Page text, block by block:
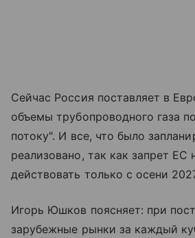
Сейчас Россия поставляет в
объемы трубопроводного газа
потоку". И все, что было
реализовано, так как запрет ЕС
действовать только с осени
Игорь Юшков поясняет: при
зарубежные рынки за каждый